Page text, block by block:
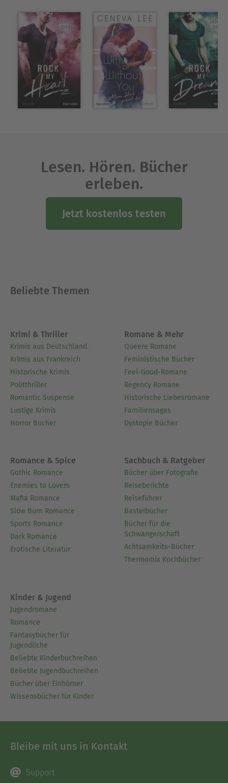
Lesen. Hören. Bücher
erleben.
Jetzt kostenlos testen
Beliebte Themen
Krimi & Thriller
Krimis aus Deutschland
Krimis aus Frankreich
Historische Krimis
Politthriller
Romantic Suspense
Lustige Krimis
Horror Bücher
Romane & Mehr
Queere Romane
Feministische Bücher
Feel-Good-Romane
Regency Romane
Historische Liebesromane
Familiensagas
Dystopie Bücher
Romance & Spice
Gothic Romance
Enemies to Lovers
Mafia Romance
Slow Burn Romance
Sports Romance
Dark Romance
Erotische Literatur
Sachbuch & Ratgeber
Bücher über Fotografie
Reiseberichte
Reiseführer
Bastelbücher
Bücher für die
Schwangerschaft
Achtsamkeits-Bücher
Thermomix Kochbücher
Kinder & Jugend
Jugendromane
Romance
Fantasybücher für
Jugendliche
Beliebte Kinderbuchreihen
Beliebte Jugendbuchreihen
Bücher über Einhörner
Wissensbücher für Kinder
Bleibe mit uns in Kontakt
Support